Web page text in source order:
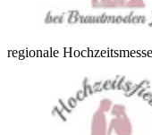
regionale Hochzeitsmesse